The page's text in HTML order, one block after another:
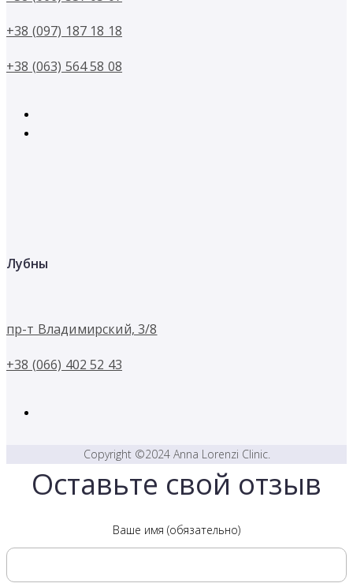
+38 (097) 187 18 18
+38 (063) 564 58 08
Лубны
пр-т Владимирский, 3/8
+38 (066) 402 52 43
Copyright ©2024 Anna Lorenzi Clinic.
Оставьте свой отзыв
Ваше имя (обязательно)